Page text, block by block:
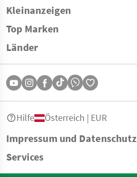
Kleinanzeigen
Top Marken
Länder
Impressum und Datenschutz
Services
Hilfe Österreich | EUR